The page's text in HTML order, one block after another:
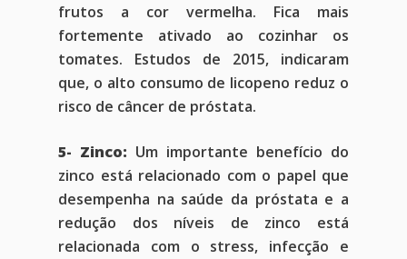
frutos a cor vermelha. Fica mais
fortemente ativado ao cozinhar os
tomates. Estudos de 2015, indicaram
que, o alto consumo de licopeno reduz o
risco de câncer de próstata.
5- Zinco: Um importante benefício do
zinco está relacionado com o papel que
desempenha na saúde da próstata e a
redução dos níveis de zinco está
relacionada com o stress, infecção e